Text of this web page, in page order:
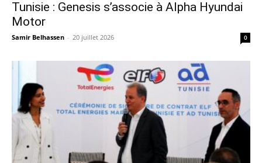
Tunisie : Genesis s’associe à Alpha Hyundai
Motor
Samir Belhassen - 20 juillet 2026 0